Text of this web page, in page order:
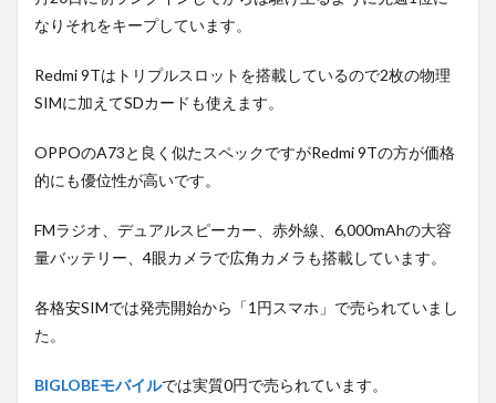
なりそれをキープしています。
Redmi 9Tはトリプルスロットを搭載しているので2枚の物理
SIMに加えてSDカードも使えます。
OPPOのA73と良く似たスペックですがRedmi 9Tの方が価格
的にも優位性が高いです。
FMラジオ、デュアルスピーカー、赤外線、6,000mAhの大容
量バッテリー、4眼カメラで広角カメラも搭載しています。
各格安SIMでは発売開始から「1円スマホ」で売られていまし
た。
BIGLOBEモバイルでは実質0円で売られています。